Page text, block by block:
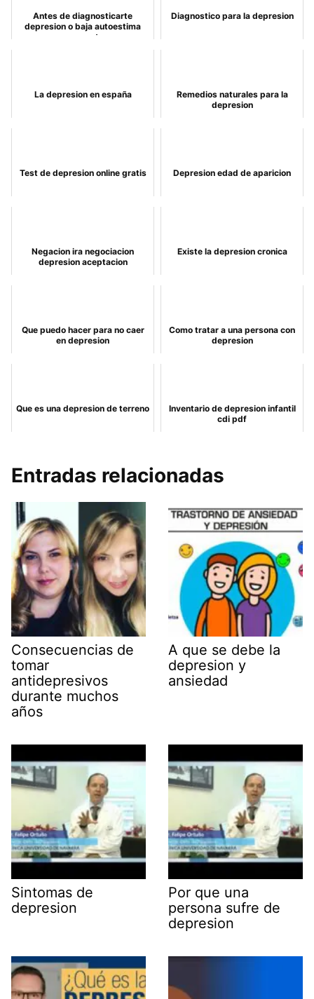
Antes de diagnosticarte
depresion o baja autoestima
asegurate
Diagnostico para la depresion
La depresion en españa
Remedios naturales para la
depresion
Test de depresion online gratis Depresion edad de aparicion
Negacion ira negociacion
depresion aceptacion
Existe la depresion cronica
Que puedo hacer para no caer
en depresion
Como tratar a una persona con
depresion
Que es una depresion de terreno
Inventario de depresion infantil
cdi pdf
Entradas relacionadas
Consecuencias de
tomar
antidepresivos
durante muchos
años
A que se debe la
depresion y
ansiedad
Sintomas de
depresion
Por que una
persona sufre de
depresion